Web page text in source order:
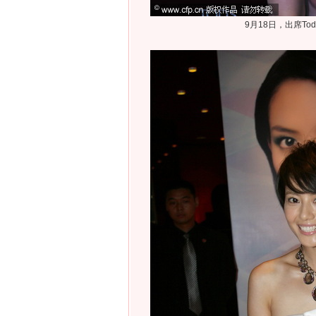
9月18日，出席